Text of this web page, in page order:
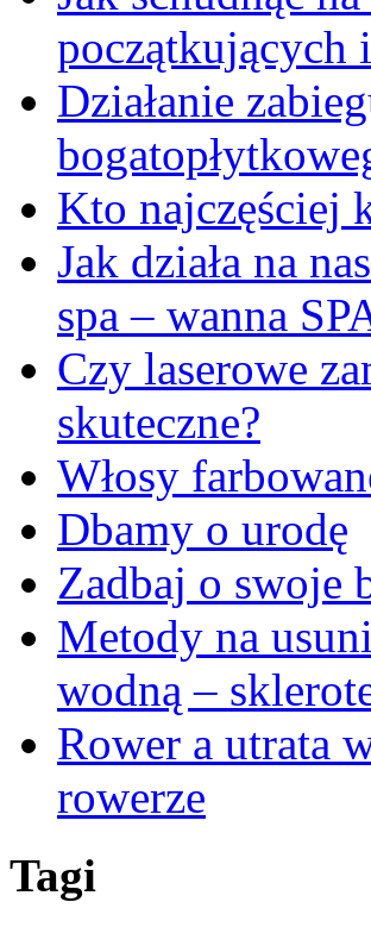
początkujących
Działanie
Kto najczęściej
Jak działa na
spa – wanna
Czy laserowe
skuteczne?
Włosy
Dbamy o urodę
Zadbaj o swoje
Metody na
wodną –
Rower a utrata
rowerze
Tagi